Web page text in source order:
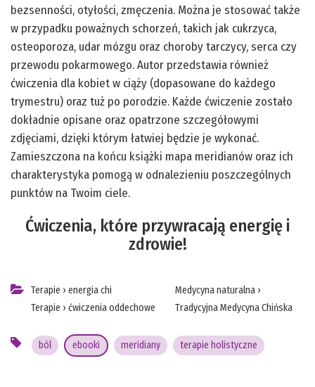
bezsenności, otyłości, zmęczenia. Można je stosować także
w przypadku poważnych schorzeń, takich jak cukrzyca,
osteoporoza, udar mózgu oraz choroby tarczycy, serca czy
przewodu pokarmowego. Autor przedstawia również
ćwiczenia dla kobiet w ciąży (dopasowane do każdego
trymestru) oraz tuż po porodzie. Każde ćwiczenie zostało
dokładnie opisane oraz opatrzone szczegółowymi
zdjęciami, dzięki którym łatwiej będzie je wykonać.
Zamieszczona na końcu książki mapa meridianów oraz ich
charakterystyka pomogą w odnalezieniu poszczególnych
punktów na Twoim ciele.
Ćwiczenia, które przywracają energię i
zdrowie!
Terapie › energia chi
Terapie › ćwiczenia oddechowe
Medycyna naturalna›
Tradycyjna Medycyna Chińska
ból ebooki meridiany terapie holistyczne